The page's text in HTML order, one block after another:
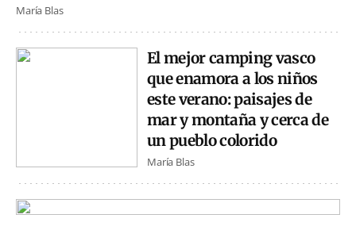
María Blas
El mejor camping vasco
que enamora a los niños
este verano: paisajes de
mar y montaña y cerca de
un pueblo colorido
María Blas